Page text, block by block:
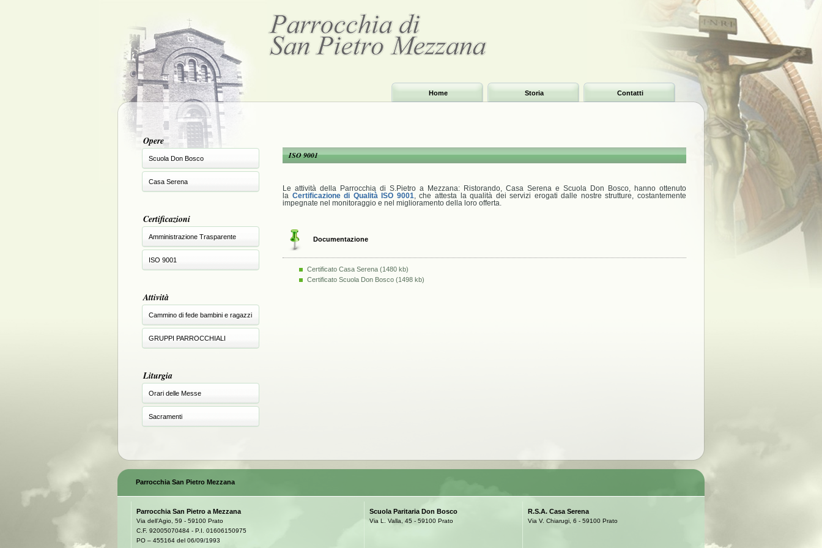
Home Storia Contatti
Opere
Scuola Don Bosco
Casa Serena
Certificazioni
Amministrazione Trasparente
ISO 9001
Attività
Cammino di fede bambini e ragazzi
GRUPPI PARROCCHIALI
Liturgia
Orari delle Messe
Sacramenti
ISO 9001
Le attività della Parrocchia di S.Pietro a Mezzana: Ristorando, Casa Serena e Scuola Don Bosco, hanno ottenuto
la Certificazione di Qualità ISO 9001, che attesta la qualità dei servizi erogati dalle nostre strutture, costantemente
impegnate nel monitoraggio e nel miglioramento della loro offerta.
Documentazione
Certificato Casa Serena (1480 kb)
Certificato Scuola Don Bosco (1498 kb)
Parrocchia San Pietro Mezzana
Parrocchia San Pietro a Mezzana
Via dell’Agio, 59 - 59100 Prato
C.F. 92005070484 - P.I. 01606150975
PO – 455164 del 06/09/1993
Scuola Paritaria Don Bosco
Via L. Valla, 45 - 59100 Prato
R.S.A. Casa Serena
Via V. Chiarugi, 6 - 59100 Prato